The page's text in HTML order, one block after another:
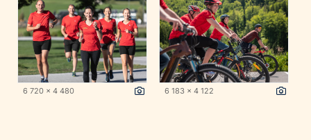
6 720 x 4 480 6 183 x 4 122